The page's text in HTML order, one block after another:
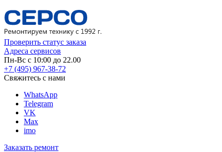
Проверить статус заказа
Адреса сервисов
Пн-Вс с 10:00 до 22.00
+7 (495) 967-38-72
Свяжитесь с нами
WhatsApp
Telegram
VK
Max
imo
Заказать ремонт